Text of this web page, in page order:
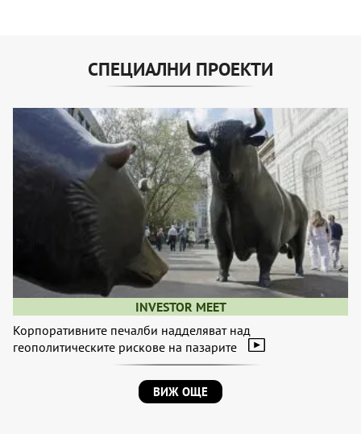
СПЕЦИАЛНИ ПРОЕКТИ
INVESTOR MEET
Корпоративните печалби надделяват над
геополитическите рискове на пазарите
ВИЖ ОЩЕ